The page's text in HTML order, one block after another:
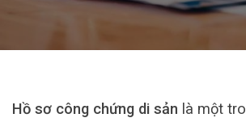
Hồ sơ công chứng di sản là một